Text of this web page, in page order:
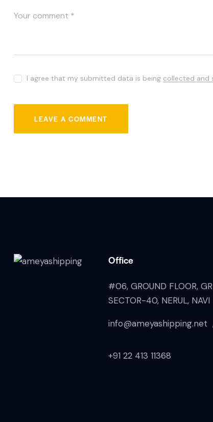
I agree that my submitted data is being collected and
Office
#06, GROUND FLOOR,
SECTOR-40, NERUL,
info@ameyashipping.net
+91 22 413 11368